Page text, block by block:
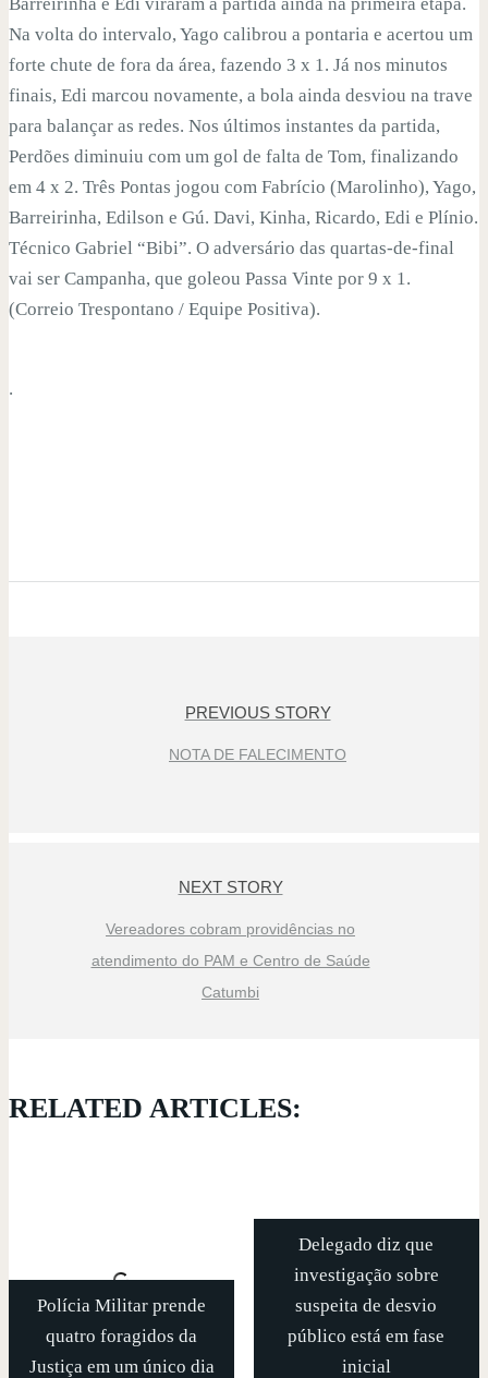
Na volta do intervalo, Yago calibrou a pontaria e acertou um
forte chute de fora da área, fazendo 3 x 1. Já nos minutos
finais, Edi marcou novamente, a bola ainda desviou na trave
para balançar as redes. Nos últimos instantes da partida,
Perdões diminuiu com um gol de falta de Tom, finalizando
em 4 x 2. Três Pontas jogou com Fabrício (Marolinho), Yago,
Barreirinha, Edilson e Gú. Davi, Kinha, Ricardo, Edi e Plínio.
Técnico Gabriel “Bibi”. O adversário das quartas-de-final
vai ser Campanha, que goleou Passa Vinte por 9 x 1.
(Correio Trespontano / Equipe Positiva).
.
PREVIOUS STORY
NOTA DE FALECIMENTO
NEXT STORY
Vereadores cobram providências no
atendimento do PAM e Centro de Saúde
Catumbi
RELATED ARTICLES:
Polícia Militar prende
quatro foragidos da
Justiça em um único dia
Delegado diz que
investigação sobre
suspeita de desvio
público está em fase
inicial